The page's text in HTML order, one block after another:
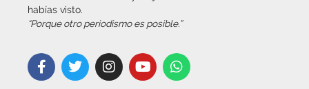
habías visto.
“Porque otro periodismo es posible.”